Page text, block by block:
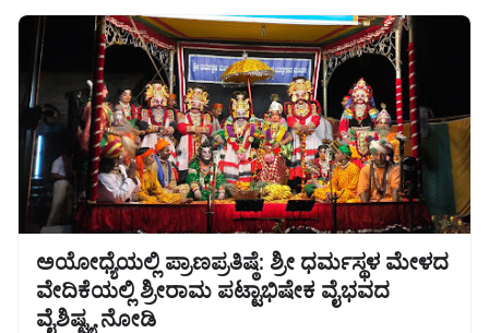
ಅಯೋಧ್ಯೆಯಲ್ಲಿ ಪ್ರಾಣಪ್ರತಿಷ್ಠೆ: ಶ್ರೀ ಧರ್ಮಸ್ಥಳ ಮೇಳದ
ವೇದಿಕೆಯಲ್ಲಿ ಶ್ರೀರಾಮ ಪಟ್ಟಾಭಿಷೇಕ ವೈಭವದ
ವೈಶಿಷ್ಟ್ಯ ನೋಡಿ